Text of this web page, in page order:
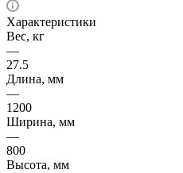
Характеристики
Вес, кг
—
27.5
Длина, мм
—
1200
Ширина, мм
—
800
Высота, мм